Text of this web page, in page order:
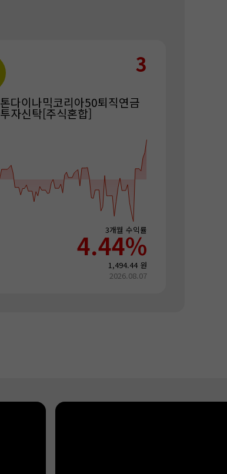
3
다이나믹코리아50퇴직연금
자신탁[주식혼합]
3개월 수익률
4.44%
1,494.44 원
2026.08.07